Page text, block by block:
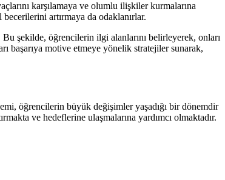
karşılamaya ve olumlu ilişkiler kurmalarına
artırmaya da odaklanırlar.
şekilde, öğrencilerin ilgi alanlarını belirleyerek, onları
başarıya motive etmeye yönelik stratejiler sunarak,
öğrencilerin büyük değişimler yaşadığı bir dönemdir
ve hedeflerine ulaşmalarına yardımcı olmaktadır.